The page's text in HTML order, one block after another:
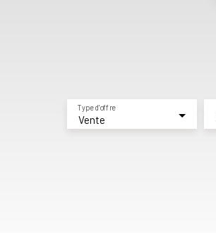
Vente
Type d'offre